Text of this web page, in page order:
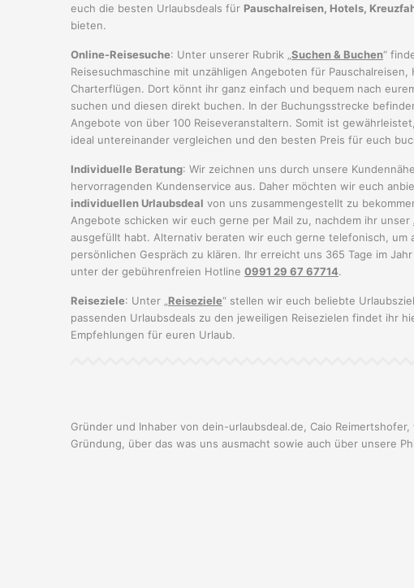
euch die besten Urlaubsdeals für Pauschalreisen, Hotels,
bieten.
Online-Reisesuche: Unter unserer Rubrik „ Suchen & Buchen“
Reisesuchmaschine mit unzähligen Angeboten für Pauschalreisen,
Charterflügen. Dort könnt ihr ganz einfach und bequem nach
suchen und diesen direkt buchen. In der Buchungsstrecke
Angebote von über 100 Reiseveranstaltern. Somit ist
ideal untereinander vergleichen und den besten Preis für euch
Individuelle Beratung: Wir zeichnen uns durch unsere
hervorragenden Kundenservice aus. Daher möchten wir euch
individuellen Urlaubsdeal von uns zusammengestellt zu
Angebote schicken wir euch gerne per Mail zu, nachdem ihr unser
ausgefüllt habt. Alternativ beraten wir euch gerne telefonisch, um
persönlichen Gespräch zu klären. Ihr erreicht uns 365 Tage im
unter der gebührenfreien Hotline 0991 29 67 67714.
Reiseziele: Unter „ Reiseziele“ stellen wir euch beliebte
passenden Urlaubsdeals zu den jeweiligen Reisezielen findet ihr
Empfehlungen für euren Urlaub.
Gründer und Inhaber von dein-urlaubsdeal.de, Caio
Gründung, über das was uns ausmacht sowie auch über unsere